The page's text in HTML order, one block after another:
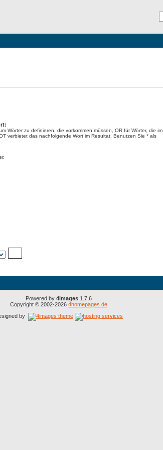
Wörter zu definieren, die vorkommen müssen, OR für Wörter, die im
verbietet das nachfolgende Wort im Resultat. Benutzen Sie * als
Powered by 4images 1.7.6
Copyright © 2002-2026 4homepages.de
by